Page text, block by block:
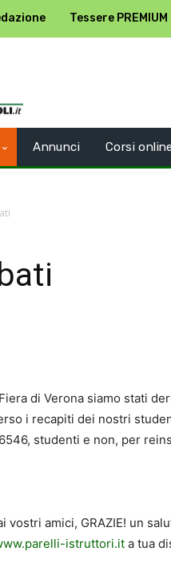
Tessere PREMIUM
Annunci Corsi online
di Verona siamo stati
i recapiti dei nostri
studenti e non, per
vostri amici, GRAZIE! un
istruttori.it a tua